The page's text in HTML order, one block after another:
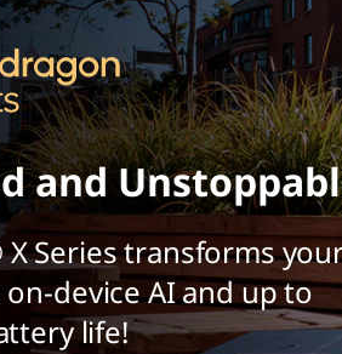
and
Series transforms
device AI and up to
life!